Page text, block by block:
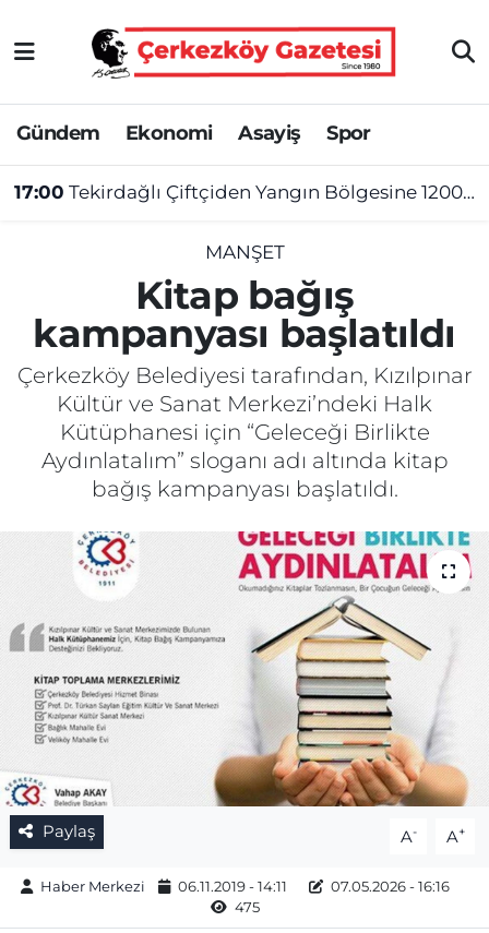
Gündem Ekonomi Asayiş Spor
17:00 Tekirdağlı Çiftçiden Yangın Bölgesine 1200 Balya Saman
MANŞET
Kitap bağış
kampanyası başlatıldı
Çerkezköy Belediyesi tarafından, Kızılpınar
Kültür ve Sanat Merkezi’ndeki Halk
Kütüphanesi için “Geleceği Birlikte
Aydınlatalım” sloganı adı altında kitap
bağış kampanyası başlatıldı.
Paylaş A- A+
Haber Merkezi 06.11.2019 - 14:11
07.05.2026 - 16:16
475
Asayiş
Ekonomi
Gündem
Kültür&Sanat
Manşet
SAĞLIK
Spor
Gizlilik Sözleşmesi
İletişim
Künye
Topluluk Kuralları
Yayın İlkeleri
Tekirdağ Nöbetçi Eczaneler
Tekirdağ Hava Durumu
Tekirdağ Namaz Vakitleri
Tekirdağ Trafik Yoğunluk Haritası
Süper Lig Puan Durumu ve Fikstür
Tüm Manşetler
Son Dakika Haberleri
Haber Arşivi